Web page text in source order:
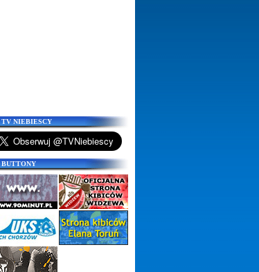
TV NIEBIESCY
BUTTONY